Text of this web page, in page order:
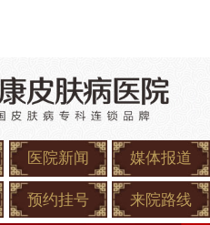
医院新闻 媒体报道
预约挂号 来院路线